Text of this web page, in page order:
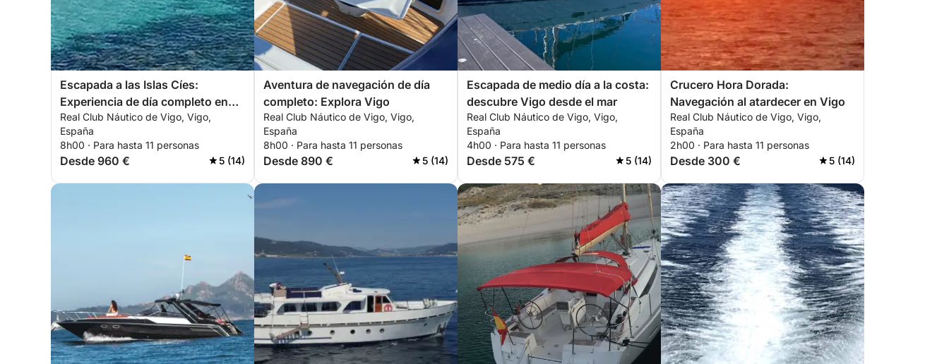
Escapada a las Islas Cíes:
Experiencia de día completo en
barco privado
Real Club Náutico de Vigo, Vigo,
España
8h00 · Para hasta 11 personas
Desde 960 € 5 (14)
Aventura de navegación de día
completo: Explora Vigo
Real Club Náutico de Vigo, Vigo,
España
8h00 · Para hasta 11 personas
Desde 890 € 5 (14)
Escapada de medio día a la costa:
descubre Vigo desde el mar
Real Club Náutico de Vigo, Vigo,
España
4h00 · Para hasta 11 personas
Desde 575 € 5 (14)
Crucero Hora Dorada:
Navegación al atardecer en Vigo
Real Club Náutico de Vigo, Vigo,
España
2h00 · Para hasta 11 personas
Desde 300 € 5 (14)